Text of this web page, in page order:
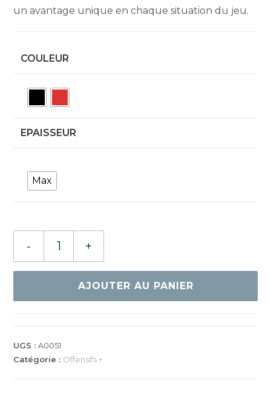
un avantage unique en chaque situation du jeu.
COULEUR
EPAISSEUR
Max
- +
AJOUTER AU PANIER
UGS :A0051
Catégorie : Offensifs +